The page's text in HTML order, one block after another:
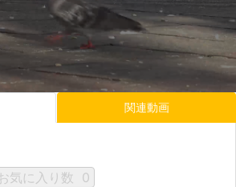
関連動画
気に入り数 0